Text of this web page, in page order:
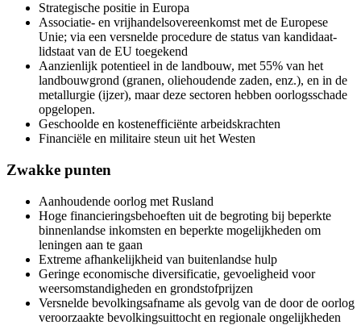
Strategische positie in Europa
Associatie- en vrijhandelsovereenkomst met de Europese
Unie; via een versnelde procedure de status van kandidaat-
lidstaat van de EU toegekend
Aanzienlijk potentieel in de landbouw, met 55% van het
landbouwgrond (granen, oliehoudende zaden, enz.), en in de
metallurgie (ijzer), maar deze sectoren hebben oorlogsschade
opgelopen.
Geschoolde en kostenefficiënte arbeidskrachten
Financiële en militaire steun uit het Westen
Zwakke punten
Aanhoudende oorlog met Rusland
Hoge financieringsbehoeften uit de begroting bij beperkte
binnenlandse inkomsten en beperkte mogelijkheden om
leningen aan te gaan
Extreme afhankelijkheid van buitenlandse hulp
Geringe economische diversificatie, gevoeligheid voor
weersomstandigheden en grondstofprijzen
Versnelde bevolkingsafname als gevolg van de door de oorlog
veroorzaakte bevolkingsuittocht en regionale ongelijkheden